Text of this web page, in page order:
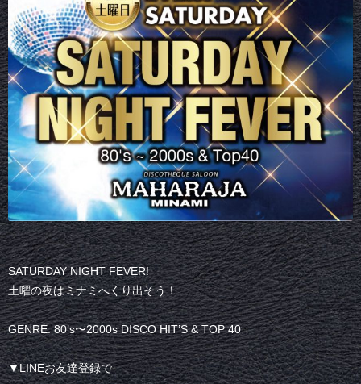
SATURDAY NIGHT FEVER!
土曜の夜はミナミへくり出そう！
GENRE: 80’s〜2000s DISCO HIT’S & TOP 40
▼LINEお友達登録で